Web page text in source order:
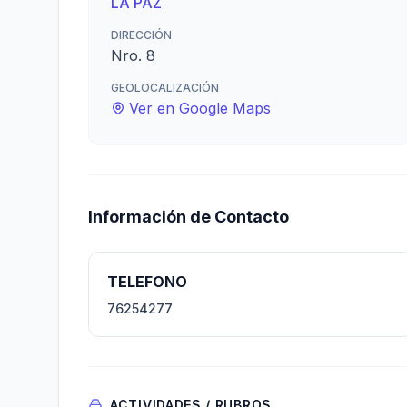
DIRECCIÓN
Nro. 8
GEOLOCALIZACIÓN
Ver en Google Maps
Información de Contacto
TELEFONO
76254277